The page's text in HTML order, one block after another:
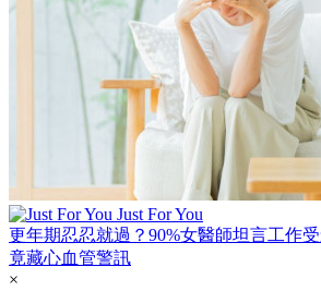
Just For You
更年期忍忍就過？90%女醫師坦言工作
竟藏心血管警訊
×